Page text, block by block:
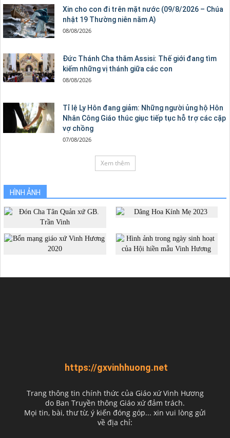
Xin cho con đi trên mặt nước (09/8/2026 – Chúa
nhật 19 Thường niên năm A)
08/08/2026
Đức Thánh Cha thăm Assisi: Thế giới đang tìm
kiếm những vị thánh giữa các con
08/08/2026
Tỉ lệ Ly Hôn đang giảm: Những người ủng hộ Hôn
Nhân Công Giáo thúc giục tiếp tục hỗ trợ các cặp
vợ chồng
07/08/2026
Xem thêm
HÌNH ẢNH
https://gxvinhhuong.net
Trang thông tin chính thức của Giáo xứ Vinh Hương
do Ban Truyền thông Giáo xứ đảm trách.
Mọi tin, bài, thư từ, ý kiến đóng góp... xin vui lòng gửi
về địa chỉ: